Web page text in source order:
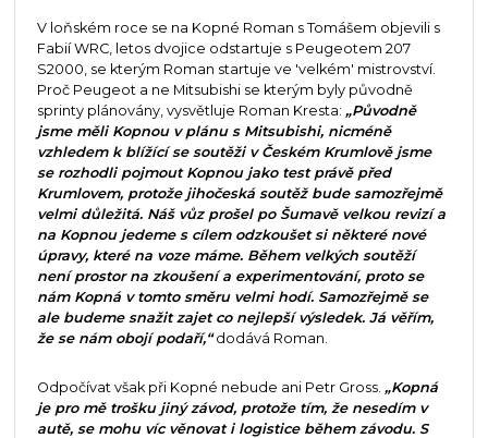
V loňském roce se na Kopné Roman s Tomášem objevili s
Fabií WRC, letos dvojice odstartuje s Peugeotem 207
S2000, se kterým Roman startuje ve 'velkém' mistrovství.
Proč Peugeot a ne Mitsubishi se kterým byly původně
sprinty plánovány, vysvětluje Roman Kresta: „Původně
jsme měli Kopnou v plánu s Mitsubishi, nicméně
vzhledem k blížící se soutěži v Českém Krumlově jsme
se rozhodli pojmout Kopnou jako test právě před
Krumlovem, protože jihočeská soutěž bude samozřejmě
velmi důležitá. Náš vůz prošel po Šumavě velkou revizí a
na Kopnou jedeme s cílem odzkoušet si některé nové
úpravy, které na voze máme. Během velkých soutěží
není prostor na zkoušení a experimentování, proto se
nám Kopná v tomto směru velmi hodí. Samozřejmě se
ale budeme snažit zajet co nejlepší výsledek. Já věřím,
že se nám obojí podaří,“dodává Roman.
Odpočívat však při Kopné nebude ani Petr Gross. „Kopná
je pro mě trošku jiný závod, protože tím, že nesedím v
autě, se mohu víc věnovat i logistice během závodu. S